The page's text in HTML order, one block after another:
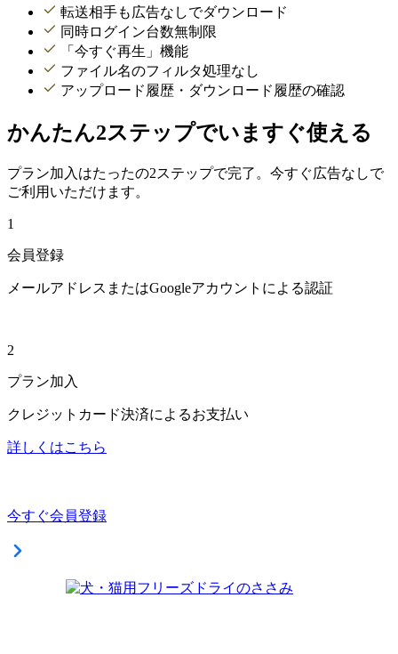
転送相手も広告なしでダウンロード
同時ログイン台数無制限
「今すぐ再生」機能
ファイル名のフィルタ処理なし
アップロード履歴・ダウンロード履歴の確認
かんたん2ステップでいますぐ使える
プラン加入はたったの2ステップで完了。今すぐ広告なしで
ご利用いただけます。
1
会員登録
メールアドレスまたはGoogleアカウントによる認証
2
プラン加入
クレジットカード決済によるお支払い
詳しくはこちら
今すぐ会員登録